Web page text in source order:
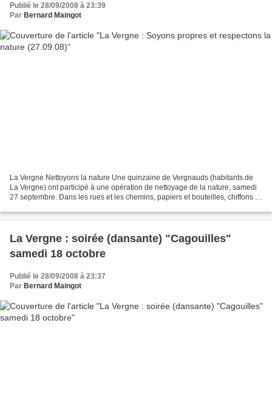
Publié le 28/09/2008 à 23:39
Par Bernard Maingot
La Vergne Nettoyons la nature Une quinzaine de Vergnauds (habitants de
La Vergne) ont participé à une opération de nettoyage de la nature, samedi
27 septembre. Dans les rues et les chemins, papiers et bouteilles, chiffons et
La Vergne : soirée (dansante) "Cagouilles"
samedi 18 octobre
Publié le 28/09/2008 à 23:37
Par Bernard Maingot